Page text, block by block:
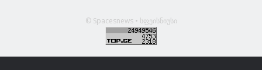
© Spacesnews • სფეისნიუსი